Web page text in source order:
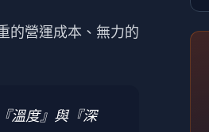
的營運成本、無力的
溫度』與『深